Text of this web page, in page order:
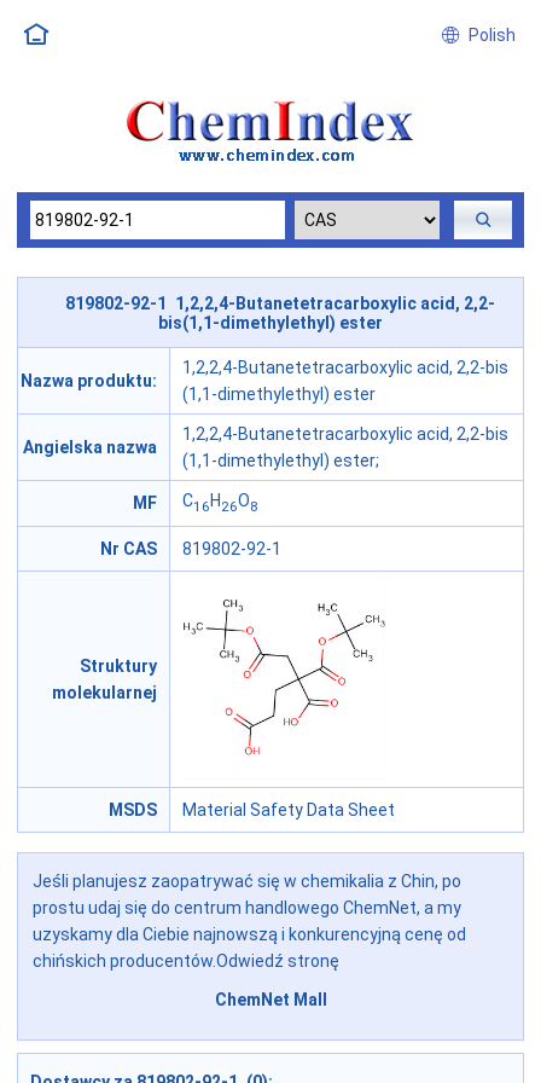
Polish
819802-92-1 1,2,2,4-Butanetetracarboxylic acid, 2,2-
bis(1,1-dimethylethyl) ester
Nazwa produktu:
1,2,2,4-Butanetetracarboxylic acid, 2,2-bis
(1,1-dimethylethyl) ester
Angielska nazwa
1,2,2,4-Butanetetracarboxylic acid, 2,2-bis
(1,1-dimethylethyl) ester;
MF C16 H 26O8
Nr CAS 819802-92-1
Struktury
molekularnej
MSDS Material Safety Data Sheet
Jeśli planujesz zaopatrywać się w chemikalia z Chin, po
prostu udaj się do centrum handlowego ChemNet, a my
uzyskamy dla Ciebie najnowszą i konkurencyjną cenę od
chińskich producentów.Odwiedź stronę
ChemNet Mall